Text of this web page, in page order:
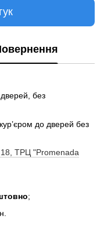
без
до дверей без
18, ТРЦ "Promenada
;